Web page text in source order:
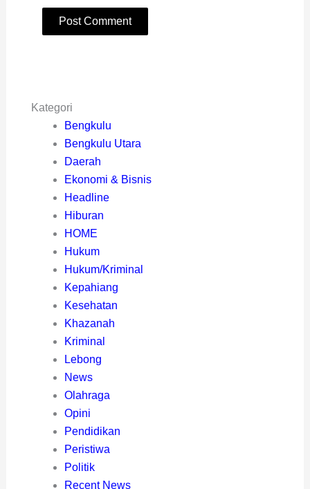
Kategori
Bengkulu
Bengkulu Utara
Daerah
Ekonomi & Bisnis
Headline
Hiburan
HOME
Hukum
Hukum/Kriminal
Kepahiang
Kesehatan
Khazanah
Kriminal
Lebong
News
Olahraga
Opini
Pendidikan
Peristiwa
Politik
Recent News